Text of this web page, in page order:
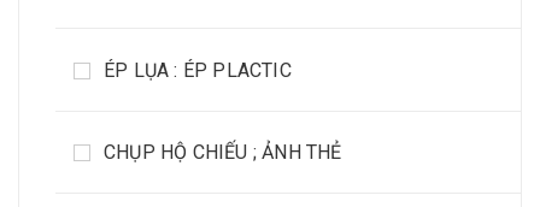
ÉP LỤA : ÉP PLACTIC
CHỤP HỘ CHIẾU ; ẢNH THẺ